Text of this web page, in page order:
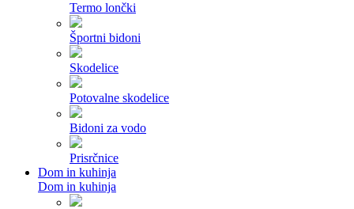
Termo lončki
Športni bidoni
Skodelice
Potovalne skodelice
Bidoni za vodo
Prisrčnice
Dom in kuhinja
Dom in kuhinja